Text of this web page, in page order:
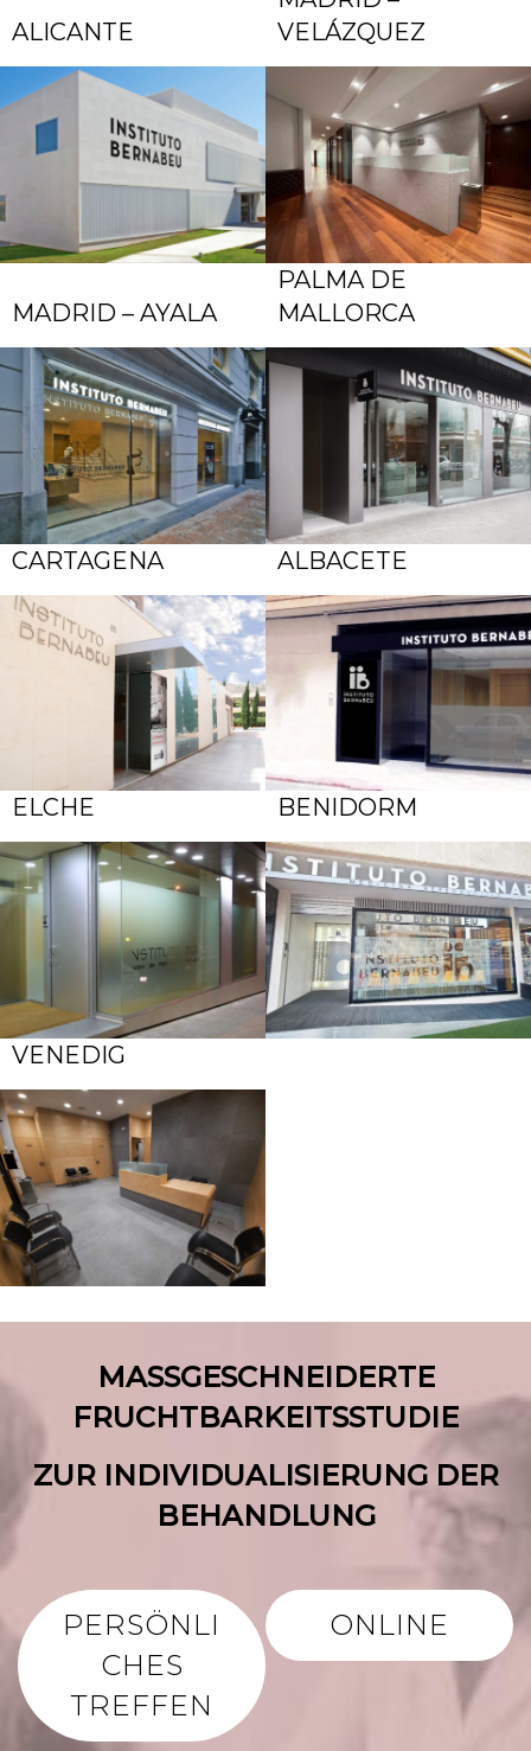
ALICANTE
VELÁZQUEZ
MADRID – AYALA
PALMA DE
MALLORCA
CARTAGENA ALBACETE
ELCHE BENIDORM
VENEDIG
MASSGESCHNEIDERTE
FRUCHTBARKEITSSTUDIE
ZUR INDIVIDUALISIERUNG DER
BEHANDLUNG
PERSÖNLI
CHES
TREFFEN
ONLINE